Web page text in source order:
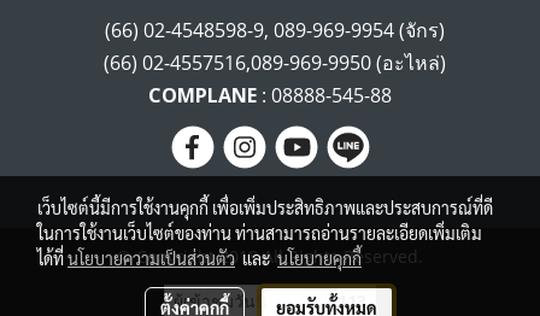
(66) 02-4548598-9, 089-969-9954 (จักร)
(66) 02-4557516,089-969-9950 (อะไหล่)
COMPLANE : 08888-545-88
© Copyright 2018 All Rights Reserved.
ผู้เข้าชมวันนี้
113
เว็บไซต์นี้มีการใช้งานคุกกี้ เพื่อเพิ่มประสิทธิภาพและประสบการณ์ที่ดี
ในการใช้งานเว็บไซต์ของท่าน ท่านสามารถอ่านรายละเอียดเพิ่มเติม
ได้ที่นโยบายความเป็นส่วนตัวและ นโยบายคุกกี้
ตั้งค่าคุกกี้ ยอมรับทั้งหมด